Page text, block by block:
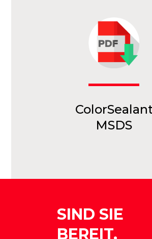
MSDS
SIND SIE
BEREIT,